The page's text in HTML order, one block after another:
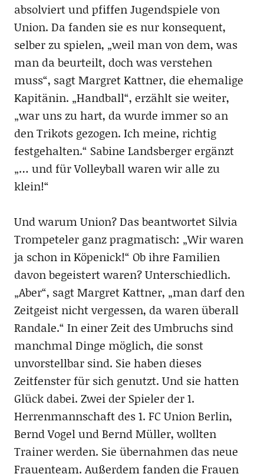
absolviert und pfiffen Jugendspiele von
Union. Da fanden sie es nur konsequent,
selber zu spielen, „weil man von dem, was
man da beurteilt, doch was verstehen
muss“, sagt Margret Kattner, die ehemalige
Kapitänin. „Handball“, erzählt sie weiter,
„war uns zu hart, da wurde immer so an
den Trikots gezogen. Ich meine, richtig
festgehalten.“ Sabine Landsberger ergänzt
„… und für Volleyball waren wir alle zu
klein!“
Und warum Union? Das beantwortet Silvia
Trompeteler ganz pragmatisch: „Wir waren
ja schon in Köpenick!“ Ob ihre Familien
davon begeistert waren? Unterschiedlich.
„Aber“, sagt Margret Kattner, „man darf den
Zeitgeist nicht vergessen, da waren überall
Randale.“ In einer Zeit des Umbruchs sind
manchmal Dinge möglich, die sonst
unvorstellbar sind. Sie haben dieses
Zeitfenster für sich genutzt. Und sie hatten
Glück dabei. Zwei der Spieler der 1.
Herrenmannschaft des 1. FC Union Berlin,
Bernd Vogel und Bernd Müller, wollten
Trainer werden. Sie übernahmen das neue
Frauenteam. Außerdem fanden die Frauen